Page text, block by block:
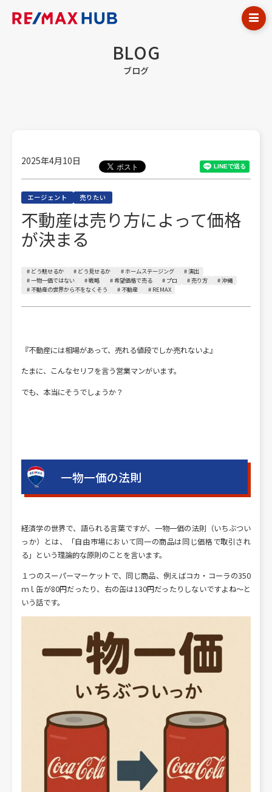
BLOG
ブログ
2025年4月10日
エージェント 売りたい
不動産は売り方によって価格
が決まる
# どう魅せるか # どう見せるか # ホームステージング
# 演出
# 一物一価ではない
# 戦略 # 希望価格で売る # プロ # 売り方
# 沖縄
# 不動産の世界から不をなくそう
# 不動産 # REMAX
『不動産には相場があって、売れる値段でしか売れないよ』
たまに、こんなセリフを言う営業マンがいます。
でも、本当にそうでしょうか？
一物一価の法則
経済学の世界で、語られる言葉ですが、一物一価の法則（いちぶつい
っか）とは、「自由市場において同一の商品は同じ価格で取引され
る」という理論的な原則のことを言います。
１つのスーパーマーケットで、同じ商品、例えばコカ・コーラの350
ｍｌ缶が80円だったり、右の缶は130円だったりしないですよね～と
いう話です。